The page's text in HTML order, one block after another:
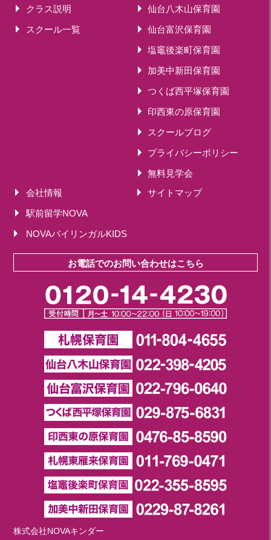
クラス説明
スクール一覧
仙台八木山保育園
仙台富沢保育園
塩竈後楽町保育園
加美中新田保育園
つくば西平塚保育園
印西東の原保育園
スクールブログ
プライバシーポリシー
無料見学会
会社情報
サイトマップ
駅前留学NOVA
NOVAバイリンガルKIDS
お電話でのお問い合わせはこちら
株式会社NOVAキンダー